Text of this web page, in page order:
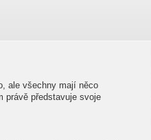
ale všechny mají něco
právě představuje svoje